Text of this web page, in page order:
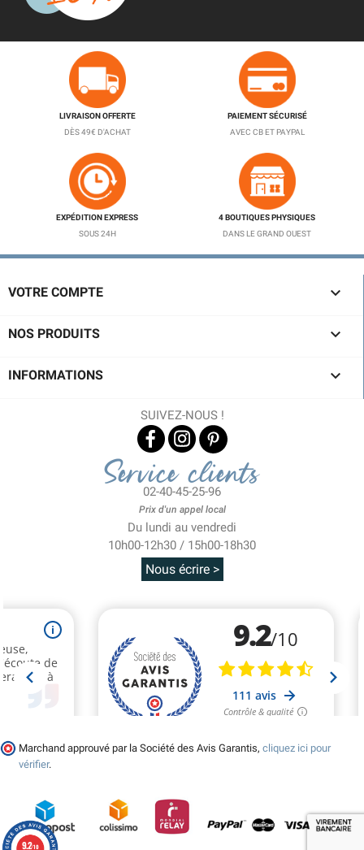
LIVRAISON OFFERTE
DÈS 49€ D'ACHAT
PAIEMENT SÉCURISÉ
AVEC CB ET PAYPAL
EXPÉDITION EXPRESS
SOUS 24H
4 BOUTIQUES PHYSIQUES
DANS LE GRAND OUEST
VOTRE COMPTE 
NOS PRODUITS 
INFORMATIONS 
SUIVEZ-NOUS !
Service clients
02-40-45-25-96
Prix d'un appel local
Du lundi au vendredi
10h00-12h30 / 15h00-18h30
Nous écrire >
Marchand approuvé par la Société des Avis Garantis, cliquez ici pour
vérifier.
9.2/10